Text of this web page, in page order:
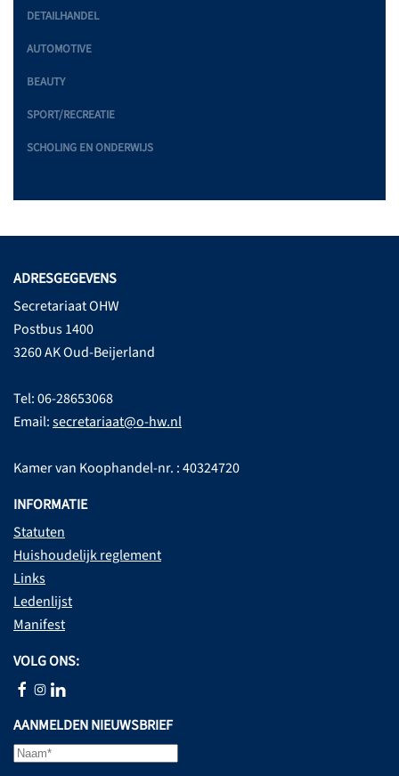
DETAILHANDEL
AUTOMOTIVE
BEAUTY
SPORT/RECREATIE
SCHOLING EN ONDERWIJS
ADRESGEGEVENS
Secretariaat OHW
Postbus 1400
3260 AK Oud-Beijerland
Tel: 06-28653068
Email:secretariaat@o-hw.nl
Kamer van Koophandel-nr. : 40324720
INFORMATIE
Statuten
Huishoudelijk reglement
Links
Ledenlijst
Manifest
VOLG ONS:
AANMELDEN NIEUWSBRIEF